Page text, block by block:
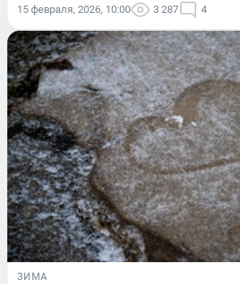
15 февраля, 2026, 10:00 3 287 4
ЗИМА